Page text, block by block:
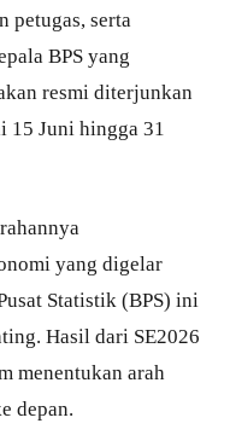
petugas, serta
BPS yang
resmi diterjunkan
15 Juni hingga 31
yang digelar
Statistik (BPS) ini
Hasil dari SE2026
menentukan arah
depan.